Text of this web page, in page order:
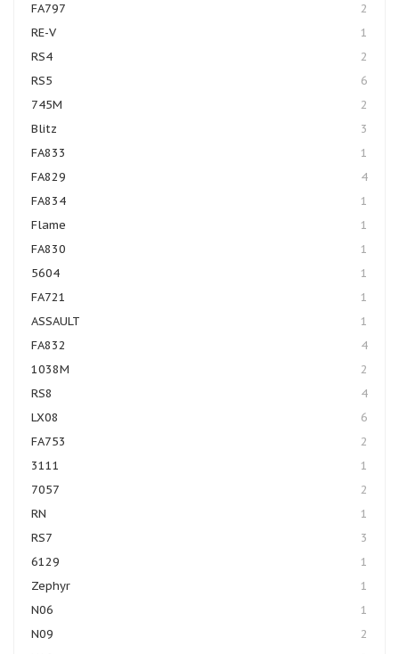
FA797
2
RE-V
1
RS4
2
RS5
6
745M
2
Blitz
3
FA833
1
FA829
4
FA834
1
Flame
1
FA830
1
5604
1
FA721
1
ASSAULT
1
FA832
4
1038M
2
RS8
4
LX08
6
FA753
2
3111
1
7057
2
RN
1
RS7
3
6129
1
Zephyr
1
N06
1
N09
2